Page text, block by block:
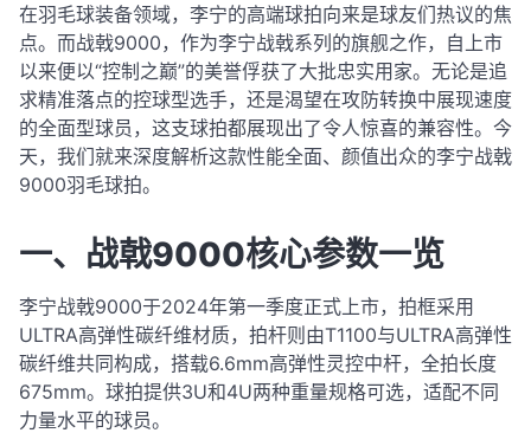
在羽毛球装备领域，李宁的高端球拍向来是球友们热议的焦
点。而战戟9000，作为李宁战戟系列的旗舰之作，自上市
以来便以“控制之巅”的美誉俘获了大批忠实用家。无论是追
求精准落点的控球型选手，还是渴望在攻防转换中展现速度
的全面型球员，这支球拍都展现出了令人惊喜的兼容性。今
天，我们就来深度解析这款性能全面、颜值出众的李宁战戟
9000羽毛球拍。
一、战戟9000核心参数一览
李宁战戟9000于2024年第一季度正式上市，拍框采用
ULTRA高弹性碳纤维材质，拍杆则由T1100与ULTRA高弹性
碳纤维共同构成，搭载6.6mm高弹性灵控中杆，全拍长度
675mm。球拍提供3U和4U两种重量规格可选，适配不同
力量水平的球员。